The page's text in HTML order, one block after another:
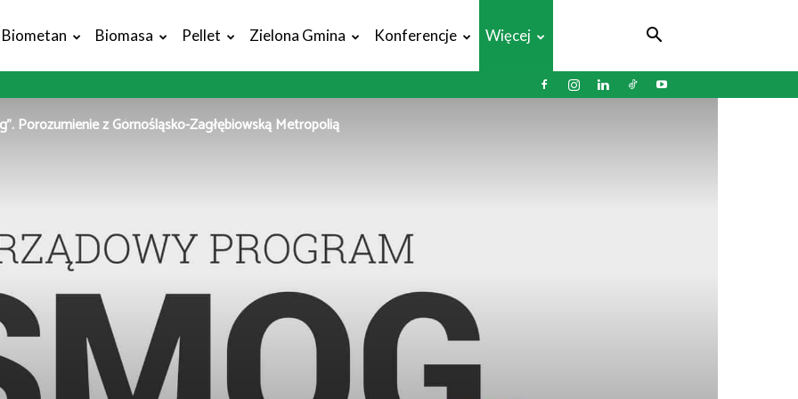
Biometan Biomasa Pellet Zielona Gmina Konferencje Więcej
Porozumienie z Górnośląsko-Zagłębiowską Metropolią